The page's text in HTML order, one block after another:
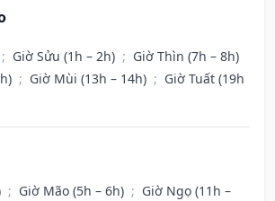
; Giờ Sửu (1h – 2h) ; Giờ Thìn (7h – 8h)
; Giờ Mùi (13h – 14h) ; Giờ Tuất (19h
; Giờ Mão (5h – 6h) ; Giờ Ngọ (11h –